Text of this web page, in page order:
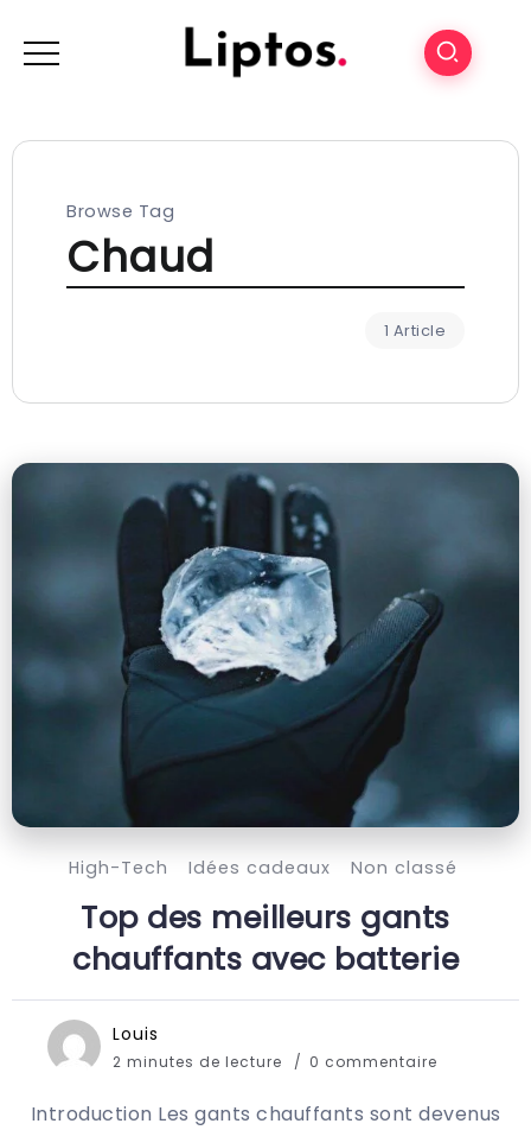
Browse Tag
Chaud
1 Article
High-Tech Idées cadeaux Non classé
Top des meilleurs gants
chauffants avec batterie
Louis
2 minutes de lecture 0 commentaire
Introduction Les gants chauffants sont devenus